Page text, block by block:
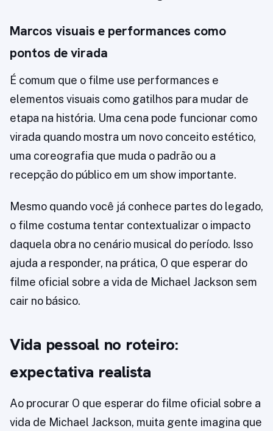
Marcos visuais e performances como
pontos de virada
É comum que o filme use performances e
elementos visuais como gatilhos para mudar de
etapa na história. Uma cena pode funcionar como
virada quando mostra um novo conceito estético,
uma coreografia que muda o padrão ou a
recepção do público em um show importante.
Mesmo quando você já conhece partes do legado,
o filme costuma tentar contextualizar o impacto
daquela obra no cenário musical do período. Isso
ajuda a responder, na prática, O que esperar do
filme oficial sobre a vida de Michael Jackson sem
cair no básico.
Vida pessoal no roteiro:
expectativa realista
Ao procurar O que esperar do filme oficial sobre a
vida de Michael Jackson, muita gente imagina que